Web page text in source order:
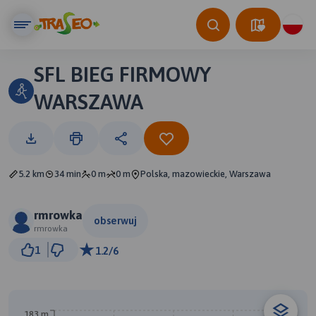
SFL BIEG FIRMOWY
WARSZAWA
5.2 km 34 min 0 m 0 m Polska, mazowieckie, Warszawa
rmrowka
rmrowka
obserwuj
1 1.2/6